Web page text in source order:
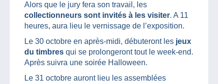
Alors que le jury fera son travail, les
collectionneurs sont invités à les visiter. A 11
heures, aura lieu le vernissage de l’exposition.
Le 30 octobre en après-midi, débuteront les jeux
du timbres qui se prolongeront tout le week-end.
Après suivra une soirée Halloween.
Le 31 octobre auront lieu les assemblées